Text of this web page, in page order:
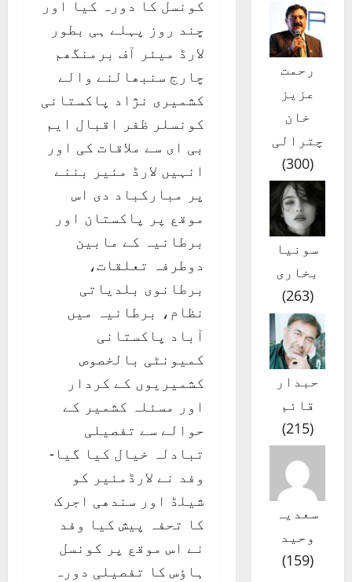
کونسل کا دورہ کیا اور
چند روز پہلے ہی بطور
لارڈ میئر آف برمنگھم
چارج سنبھالنے والے
کشمیری نژاد پاکستانی
کونسلر ظفر اقبال ایم
بی ای سے ملاقات کی اور
انہیں لارڈ مئیر بننے
پر مبارکباد دی اس
موقع پر پاکستان اور
برطانیہ کے مابین
دوطرفہ تعلقات،
برطانوی بلدیاتی
نظام، برطانیہ میں
آباد پاکستانی
کمیونٹی بالخصوص
کشمیریوں کے کردار
اور مسئلہ کشمیر کے
حوالے سے تفصیلی
تبادلہ خیال کیا گیا-
وفد نے لارڈمئیر کو
شیلڈ اور سندھی اجرک
کا تحفہ پیش کیا وفد
نے اس موقع پر کونسل
ہاٶس کا تفصیلی دورہ
رحمت
عزیز
خان
چترالی
(
300
)
سونیا
بخاری
(
263
)
حبدار
قائم
(
215
)
سعدیہ
وحید
(
159
)